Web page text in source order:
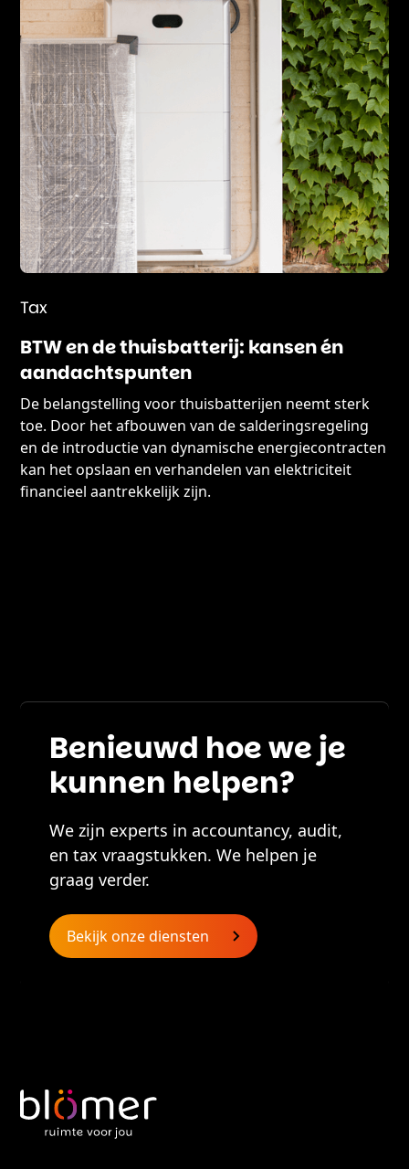
Tax
BTW en de thuisbatterij: kansen én
aandachtspunten
De belangstelling voor thuisbatterijen neemt sterk
toe. Door het afbouwen van de salderingsregeling
en de introductie van dynamische energiecontracten
kan het opslaan en verhandelen van elektriciteit
financieel aantrekkelijk zijn.
Benieuwd hoe we je
kunnen helpen?
We zijn experts in accountancy, audit,
en tax vraagstukken. We helpen je
graag verder.
Bekijk onze diensten